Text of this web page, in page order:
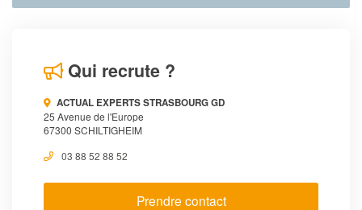
Qui recrute ?
ACTUAL EXPERTS STRASBOURG GD
25 Avenue de l'Europe
67300 SCHILTIGHEIM
03 88 52 88 52
Prendre contact